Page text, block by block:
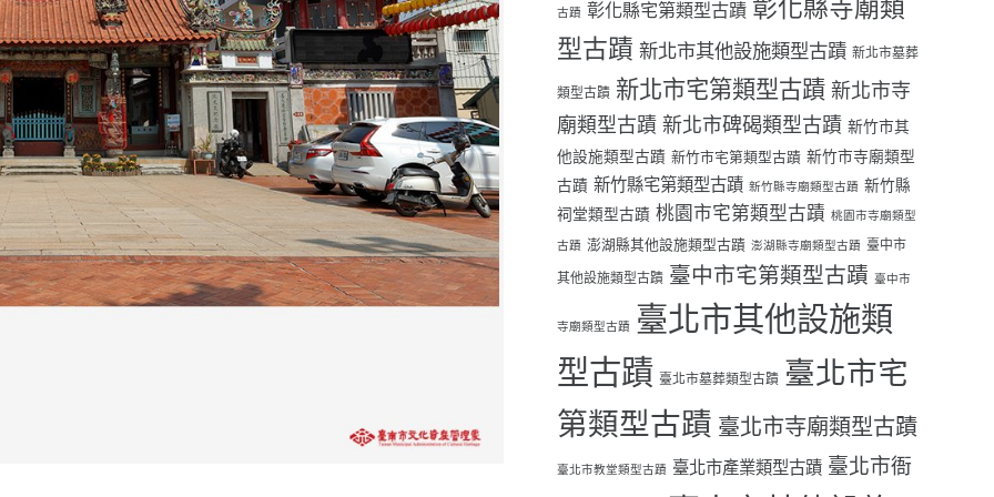
古蹟 彰化縣宅第類型古蹟 彰化縣寺廟類
型古蹟 新北市其他設施類型古蹟 新北市墓葬
類型古蹟 新北市宅第類型古蹟 新北市寺
廟類型古蹟 新北市碑碣類型古蹟 新竹市其
他設施類型古蹟 新竹市宅第類型古蹟 新竹市寺廟類型
古蹟 新竹縣宅第類型古蹟 新竹縣寺廟類型古蹟 新竹縣
祠堂類型古蹟 桃園市宅第類型古蹟 桃園市寺廟類型
古蹟 澎湖縣其他設施類型古蹟 澎湖縣寺廟類型古蹟 臺中市
其他設施類型古蹟 臺中市宅第類型古蹟 臺中市
寺廟類型古蹟 臺北市其他設施類
型古蹟 臺北市墓葬類型古蹟 臺北市宅
第類型古蹟 臺北市寺廟類型古蹟
臺北市教堂類型古蹟 臺北市產業類型古蹟 臺北市衙